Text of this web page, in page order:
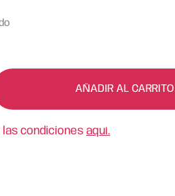
AÑADIR AL CARRITO
condiciones aquí.